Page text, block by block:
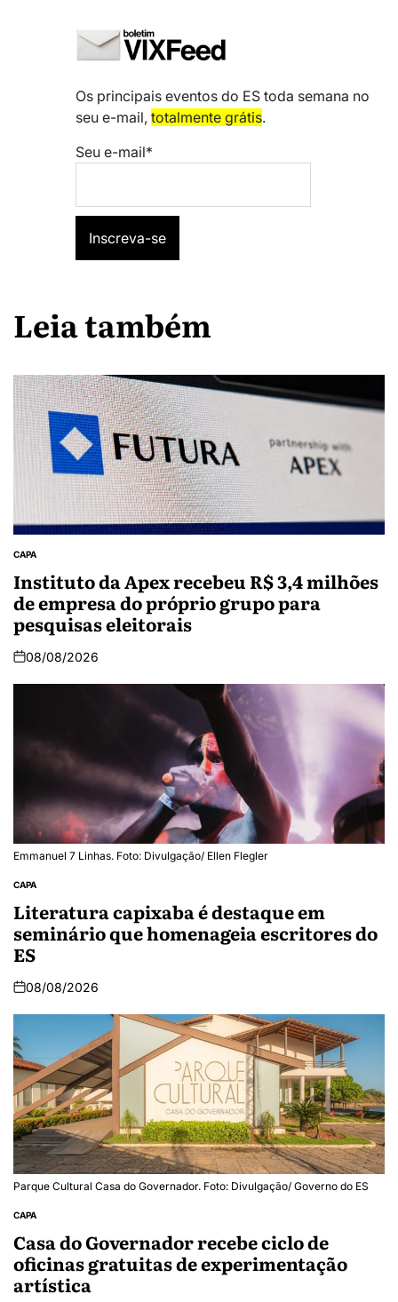
Os principais eventos do ES toda semana no
seu e-mail, totalmente grátis.
Seu e-mail*
Leia também
CAPA
Instituto da Apex recebeu R$ 3,4 milhões
de empresa do próprio grupo para
pesquisas eleitorais
08/08/2026
Emmanuel 7 Linhas. Foto: Divulgação/ Ellen Flegler
CAPA
Literatura capixaba é destaque em
seminário que homenageia escritores do
ES
08/08/2026
Parque Cultural Casa do Governador. Foto: Divulgação/ Governo do ES
CAPA
Casa do Governador recebe ciclo de
oficinas gratuitas de experimentação
artística